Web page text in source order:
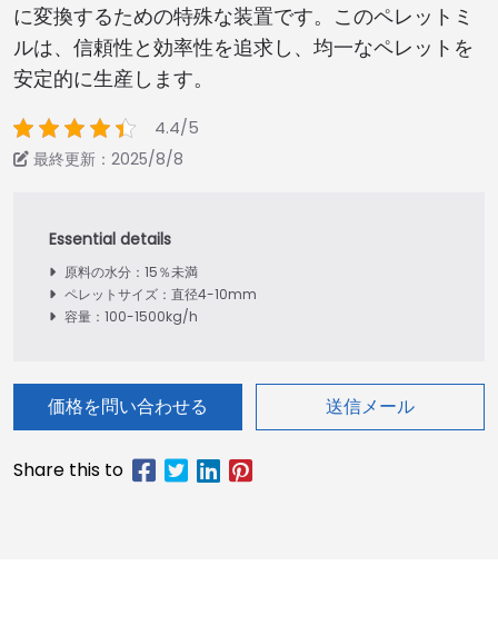
に変換するための特殊な装置です。このペレットミ
ルは、信頼性と効率性を追求し、均一なペレットを
安定的に生産します。
4.4/5
最終更新：2025/8/8
原料の水分：15％未満
ペレットサイズ：直径4-10mm
容量：100-1500kg/h
価格を問い合わせる 送信メール